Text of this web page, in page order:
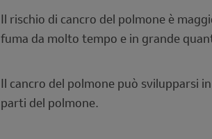
Il rischio di cancro del polmone è
fuma da molto tempo e in grande
Il cancro del polmone può svilupparsi
parti del polmone.